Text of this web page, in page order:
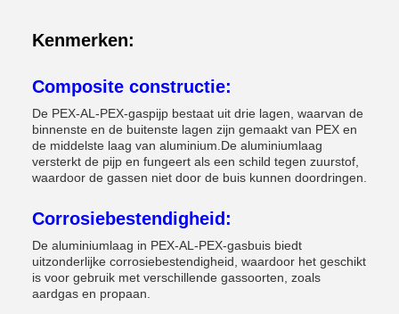
Kenmerken:
Composite constructie:
De PEX-AL-PEX-gaspijp bestaat uit drie lagen, waarvan de
binnenste en de buitenste lagen zijn gemaakt van PEX en
de middelste laag van aluminium.De aluminiumlaag
versterkt de pijp en fungeert als een schild tegen zuurstof,
waardoor de gassen niet door de buis kunnen doordringen.
Corrosiebestendigheid:
De aluminiumlaag in PEX-AL-PEX-gasbuis biedt
uitzonderlijke corrosiebestendigheid, waardoor het geschikt
is voor gebruik met verschillende gassoorten, zoals
aardgas en propaan.